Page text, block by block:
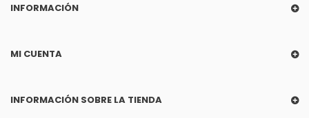
INFORMACIÓN
MI CUENTA
INFORMACIÓN SOBRE LA TIENDA